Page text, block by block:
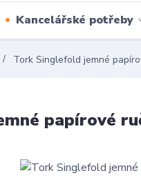
Kancelářské potřeby
Tork Singlefold jemné
papírové